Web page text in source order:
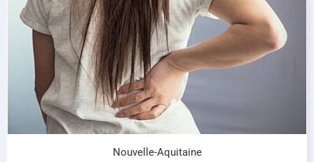
Nouvelle-Aquitaine